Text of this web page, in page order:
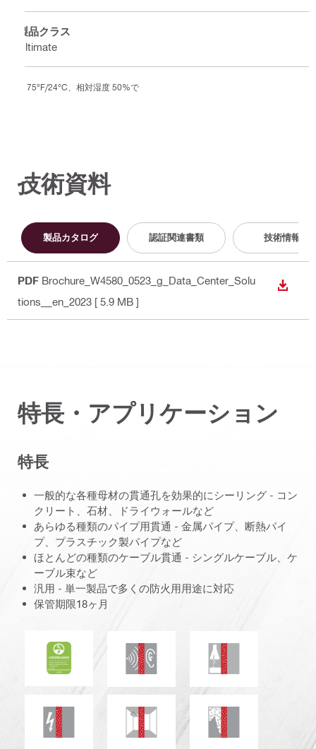
製品クラス
Ultimate
75°F/24°C、相対湿度 50%で
技術資料
製品カタログ 認証関連書類 技術情報
PDF Brochure_W4580_0523_g_Data_Center_Solu
tions__en_2023 [ 5.9 MB ]
ダウン
特長・アプリケーション
特長
一般的な各種母材の貫通孔を効果的にシーリング - コン
クリート、石材、ドライウォールなど
あらゆる種類のパイプ用貫通 - 金属パイプ、断熱パイ
プ、プラスチック製パイプなど
ほとんどの種類のケーブル貫通 - シングルケーブル、ケ
ーブル束など
汎用 - 単一製品で多くの防火用用途に対応
保管期限18ヶ月
ULグリーンガードゴールド
防音 化学物質耐性
電気抵抗 カビ、白カビ耐性煙・ガス気密性